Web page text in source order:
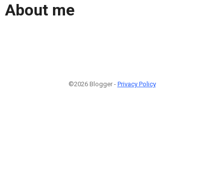
About me
©2026 Blogger - Privacy Policy